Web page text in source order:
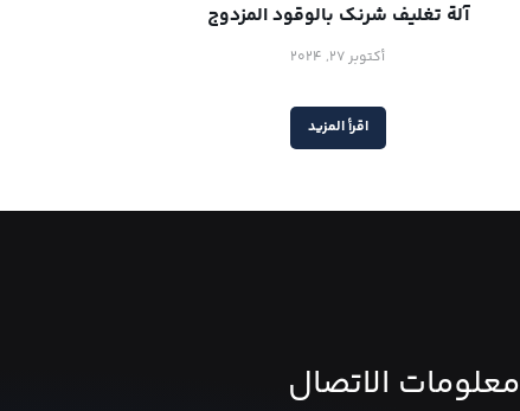
آلة تغليف شرنك بالوقود المزدوج
أكتوبر 27, 2024
اقرأ المزيد
معلومات الاتصال